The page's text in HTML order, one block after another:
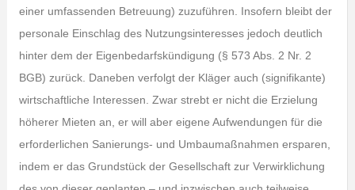
einer umfassenden Betreuung) zuzuführen. Insofern bleibt der
personale Einschlag des Nutzungsinteresses jedoch deutlich
hinter dem der Eigenbedarfskündigung (§ 573 Abs. 2 Nr. 2
BGB) zurück. Daneben verfolgt der Kläger auch (signifikante)
wirtschaftliche Interessen. Zwar strebt er nicht die Erzielung
höherer Mieten an, er will aber eigene Aufwendungen für die
erforderlichen Sanierungs- und Umbaumaßnahmen ersparen,
indem er das Grundstück der Gesellschaft zur Verwirklichung